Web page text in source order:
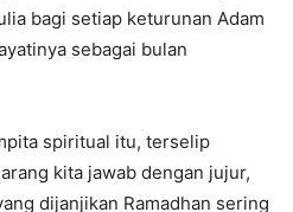
bagi setiap keturunan Adam
sebagai bulan
spiritual itu, terselip
kita jawab dengan jujur,
dijanjikan Ramadhan sering